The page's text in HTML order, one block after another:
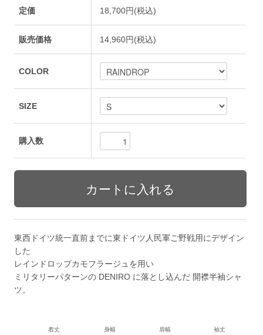
定価 18,700円(税込)
販売価格 14,960円(税込)
COLOR
SIZE
購入数
東西ドイツ統一直前までに東ドイツ人民軍ご野戦用にデザイン
した
レインドロップカモフラージュを用い
ミリタリーパターンの DENIRO に落とし込んだ 開襟半袖シャ
ツ。
着丈 身幅 肩幅 袖丈